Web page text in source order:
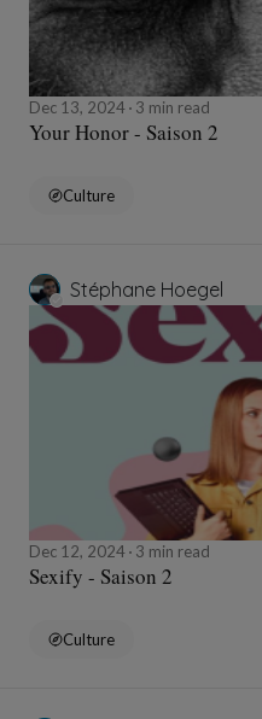
Dec 13, 2024 3 min read
Your Honor - Saison 2
Culture
Stéphane Hoegel
Dec 12, 2024 3 min read
Sexify - Saison 2
Culture